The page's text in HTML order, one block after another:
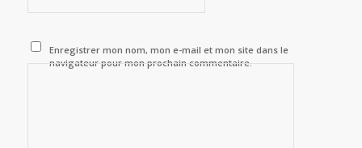
Enregistrer mon nom, mon e-mail et mon site dans le
navigateur pour mon prochain commentaire.